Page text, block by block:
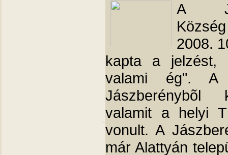
A
2008.
kapta a jelzést,
valami ég". A
Jászberénybõl
valamit a helyi
vonult. A
már Alattyán